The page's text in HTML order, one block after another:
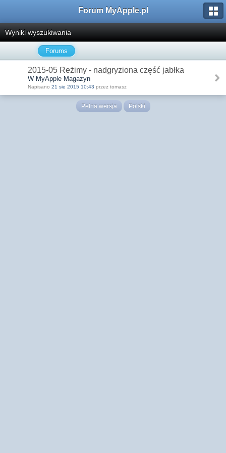
Forum MyApple.pl
Wyniki wyszukiwania
Forums
2015-05 Reżimy - nadgryziona część jabłka
W MyApple Magazyn
Napisano 21 sie 2015 10:43 przez tomasz
Pełna wersja Polski